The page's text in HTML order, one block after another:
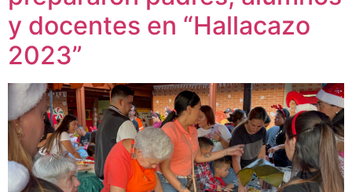
y docentes en “Hallacazo
2023”